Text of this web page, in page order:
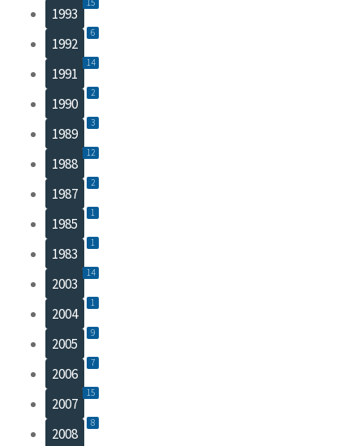
1993
15
1992
6
1991
14
1990
2
1989
3
1988
12
1987
2
1985
1
1983
1
2003
14
2004
1
2005
9
2006
7
2007
15
2008
8